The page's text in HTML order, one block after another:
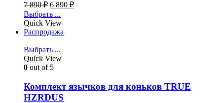
7 890₽ 6 890 ₽
Выбрать ...
Quick View
Распродажа
Выбрать ...
Quick View
0 out of 5
Комплект язычков для коньков TRUE
HZRDUS